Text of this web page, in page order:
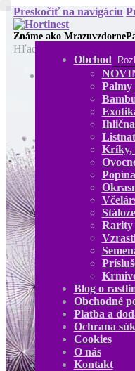
Preskočiť na navigáciu
Hľadať:
NOVINKY
Palmy a juky
Bambusy
Exotika
Ihličnaté
Listnaté
Kríky, kvety,
Ovocné
Popínavé
Okrasné
Včelárske
Stálozelené
Rarity
Vzrastlé
Semená
Príslušenstvo
Krmivo pre
Blog o rastlinách
O nás
Kontakt
Obchod
Kríky,
Rarity
Blog o
Obchodné
Platba a
Ochrana
Cookies
O nás
Kontakt
€ 0 produktov